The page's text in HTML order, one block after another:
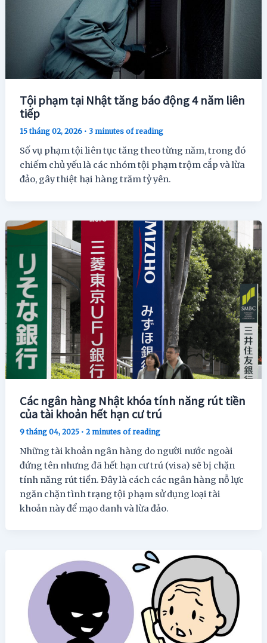
Tội phạm tại Nhật tăng báo động 4 năm liên
tiếp
15 tháng 02, 2026 • 3 minutes of reading
Số vụ phạm tội liên tục tăng theo từng năm, trong đó
chiếm chủ yếu là các nhóm tội phạm trộm cắp và lừa
đảo, gây thiệt hại hàng trăm tỷ yên.
Các ngân hàng Nhật khóa tính năng rút tiền
của tài khoản hết hạn cư trú
9 tháng 04, 2025 •2 minutes of reading
Những tài khoản ngân hàng do người nước ngoài
đứng tên nhưng đã hết hạn cư trú (visa) sẽ bị chặn
tính năng rút tiền. Đây là cách các ngân hàng nỗ lực
ngăn chặn tình trạng tội phạm sử dụng loại tài
khoản này để mạo danh và lừa đảo.